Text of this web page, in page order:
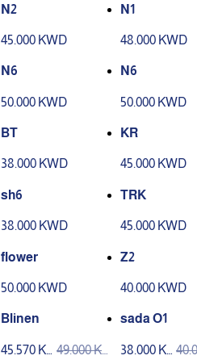
N2
45.000 KWD
N1
48.000 KWD
N6
50.000 KWD
N6
50.000 KWD
BT
38.000 KWD
KR
45.000 KWD
sh6
38.000 KWD
TRK
45.000 KWD
flower
50.000 KWD
Z2
40.000 KWD
Blinen
45.570 K
49.000 K
sada O1
38.000 K